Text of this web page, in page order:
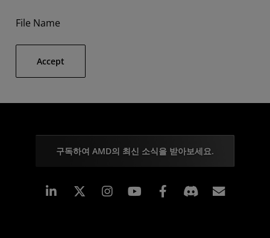
File Name
Accept
구독하여 AMD의 최신 소식을 받아보세요.
Linkedin Instagram Facebook